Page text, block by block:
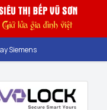
Siemens